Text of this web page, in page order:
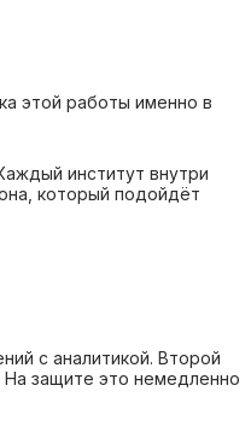
этой работы именно в
институт внутри
который подойдёт
с аналитикой. Второй
На защите это немедленно